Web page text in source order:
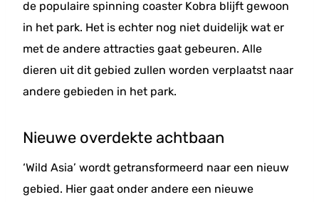
de populaire spinning coaster Kobra blijft gewoon
in het park. Het is echter nog niet duidelijk wat er
met de andere attracties gaat gebeuren. Alle
dieren uit dit gebied zullen worden verplaatst naar
andere gebieden in het park.
Nieuwe overdekte achtbaan
‘Wild Asia’ wordt getransformeerd naar een nieuw
gebied. Hier gaat onder andere een nieuwe